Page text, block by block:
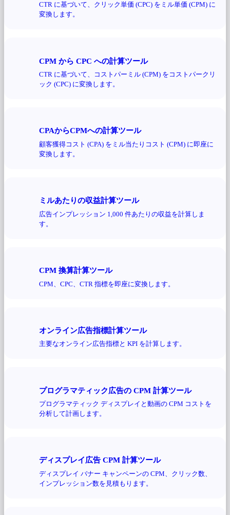
CTR に基づいて、クリック単価 (CPC) をミル単価 (CPM) に
変換します。
CPM から CPC への計算ツール
CTR に基づいて、コストパーミル (CPM) をコストパークリ
ック (CPC) に変換します。
CPAからCPMへの計算ツール
顧客獲得コスト (CPA) をミル当たりコスト (CPM) に即座に
変換します。
ミルあたりの収益計算ツール
広告インプレッション 1,000 件あたりの収益を計算しま
す。
CPM 換算計算ツール
CPM、CPC、CTR 指標を即座に変換します。
オンライン広告指標計算ツール
主要なオンライン広告指標と KPI を計算します。
プログラマティック広告の CPM 計算ツール
プログラマティック ディスプレイと動画の CPM コストを
分析して計画します。
ディスプレイ広告 CPM 計算ツール
ディスプレイ バナー キャンペーンの CPM、クリック数、
インプレッション数を見積もります。